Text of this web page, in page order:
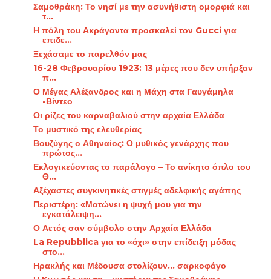
Σαμοθράκη: Το νησί με την ασυνήθιστη ομορφιά και
τ...
Η πόλη του Ακράγαντα προσκαλεί τον Gucci για
επιδε...
Ξεχάσαμε το παρελθόν μας
16-28 Φεβρουαρίου 1923: 13 μέρες που δεν υπήρξαν
π...
Ο Μέγας Αλέξανδρος και η Μάχη στα Γαυγάμηλα
-Βίντεο
Οι ρίζες του καρναβαλιού στην αρχαία Ελλάδα
Το μυστικό της ελευθερίας
Βουζύγης ο Αθηναίος: Ο μυθικός γενάρχης που
πρώτος...
Εκλογικεύοντας το παράλογο – Το ανίκητο όπλο του
Θ...
Αξέχαστες συγκινητικές στιγμές αδελφικής αγάπης
Περιστέρη: «Ματώνει η ψυχή μου για την
εγκατάλειψη...
Ο Αετός σαν σύμβολο στην Αρχαία Ελλάδα
La Repubblica για το «όχι» στην επίδειξη μόδας
στο...
Ηρακλής και Μέδουσα στολίζουν... σαρκοφάγο